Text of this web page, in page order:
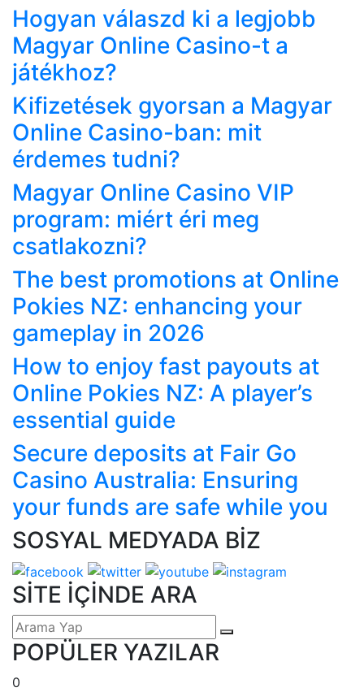
Hogyan válaszd ki a legjobb
Magyar Online Casino-t a
játékhoz?
Kifizetések gyorsan a Magyar
Online Casino-ban: mit
érdemes tudni?
Magyar Online Casino VIP
program: miért éri meg
csatlakozni?
The best promotions at Online
Pokies NZ: enhancing your
gameplay in 2026
How to enjoy fast payouts at
Online Pokies NZ: A player’s
essential guide
Secure deposits at Fair Go
Casino Australia: Ensuring
your funds are safe while you
SOSYAL MEDYADA BİZ
SİTE İÇİNDE ARA
POPÜLER YAZILAR
0